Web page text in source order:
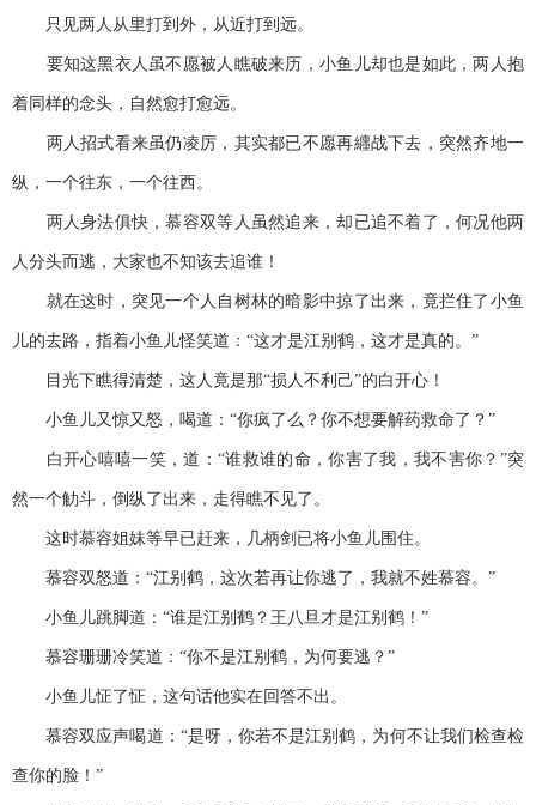
只见两人从里打到外，从近打到远。
要知这黑衣人虽不愿被人瞧破来历，小鱼儿却也是如此，两人抱
着同样的念头，自然愈打愈远。
两人招式看来虽仍凌厉，其实都已不愿再纒战下去，突然齐地一
纵，一个往东，一个往西。
两人身法俱快，慕容双等人虽然追来，却已追不着了，何况他两
人分头而逃，大家也不知该去追谁！
就在这时，突见一个人自树林的暗影中掠了出来，竟拦住了小鱼
儿的去路，指着小鱼儿怪笑道：“这才是江别鹤，这才是真的。”
目光下瞧得清楚，这人竟是那“损人不利己”的白开心！
小鱼儿又惊又怒，喝道：“你疯了么？你不想要解药救命了？”
白开心嘻嘻一笑，道：“谁救谁的命，你害了我，我不害你？”突
然一个觔斗，倒纵了出来，走得瞧不见了。
这时慕容姐妹等早已赶来，几柄剑已将小鱼儿围住。
慕容双怒道：“江别鹤，这次若再让你逃了，我就不姓慕容。”
小鱼儿跳脚道：“谁是江别鹤？王八旦才是江别鹤！”
慕容珊珊冷笑道：“你不是江别鹤，为何要逃？”
小鱼儿怔了怔，这句话他实在回答不出。
慕容双应声喝道：“是呀，你若不是江别鹤，为何不让我们检查检
查你的脸！”